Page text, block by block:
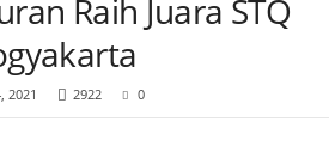
Raih Juara STQ
2021 2922 0